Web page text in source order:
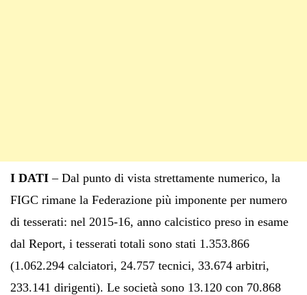
I DATI – Dal punto di vista strettamente numerico, la
FIGC rimane la Federazione più imponente per numero
di tesserati: nel 2015-16, anno calcistico preso in esame
dal Report, i tesserati totali sono stati 1.353.866
(1.062.294 calciatori, 24.757 tecnici, 33.674 arbitri,
233.141 dirigenti). Le società sono 13.120 con 70.868